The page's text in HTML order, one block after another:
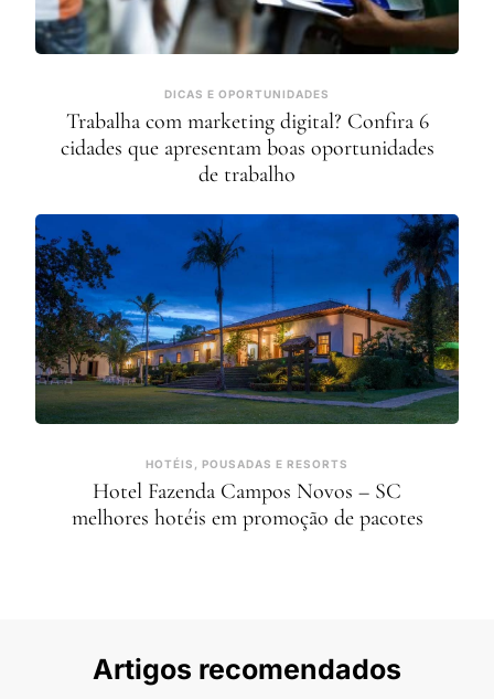
DICAS E OPORTUNIDADES
Trabalha com marketing digital? Confira 6
cidades que apresentam boas oportunidades
de trabalho
HOTÉIS, POUSADAS E RESORTS
Hotel Fazenda Campos Novos – SC
melhores hotéis em promoção de pacotes
Artigos recomendados